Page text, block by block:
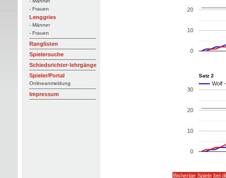
- Frauen
Lenggries
- Männer
- Frauen
Ranglisten
Spielersuche
Schiedsrichter-lehrgänge
Spieler/Portal
Onlineanmeldung
Impressum
0
10
20
Satz 2
Wolf
0
10
20
30
Bisherige Spiele bei